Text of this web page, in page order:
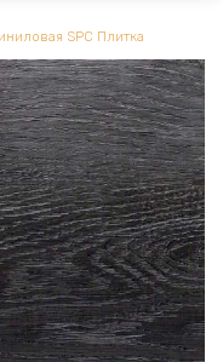
SPC Плитка